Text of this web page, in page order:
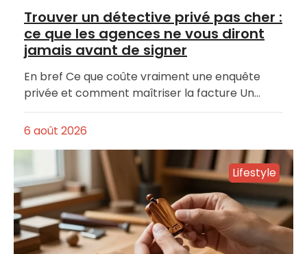
Trouver un détective privé pas cher :
ce que les agences ne vous diront
jamais avant de signer
En bref Ce que coûte vraiment une enquête
privée et comment maîtriser la facture Un…
6 août 2026
Lifestyle